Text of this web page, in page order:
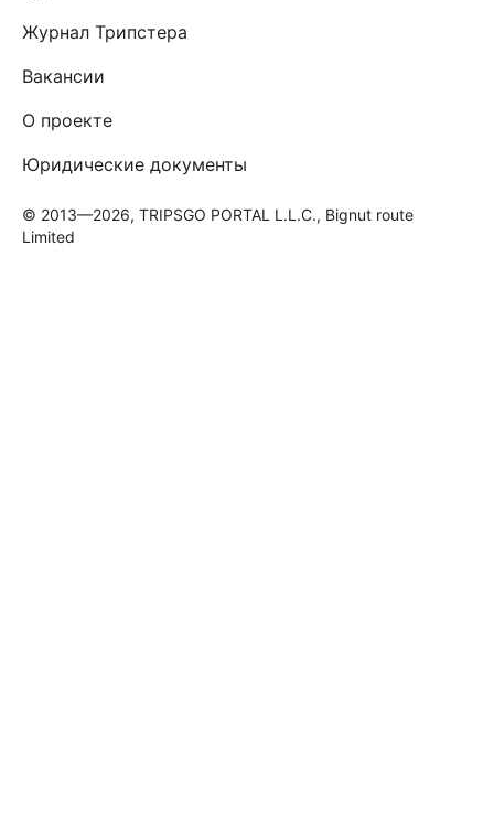
Журнал Трипстера
Вакансии
О проекте
Юридические документы
© 2013—2026, TRIPSGO PORTAL L.L.C., Bignut route
Limited